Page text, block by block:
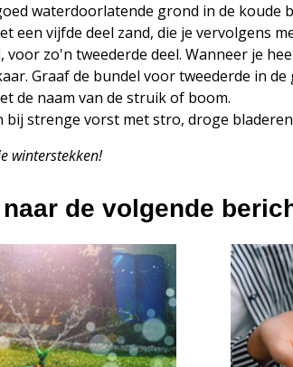
waterdoorlatende grond in de koude
een vijfde deel zand, die je vervolgens
zo'n tweederde deel. Wanneer je
Graaf de bundel voor tweederde in
de naam van de struik of boom.
bij strenge vorst met stro, droge
winterstekken!
de volgende